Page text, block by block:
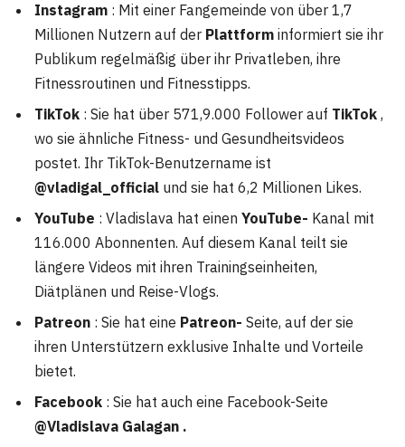
Instagram : Mit einer Fangemeinde von über 1,7
Millionen Nutzern auf der Plattform informiert sie ihr
Publikum regelmäßig über ihr Privatleben, ihre
Fitnessroutinen und Fitnesstipps.
TikTok : Sie hat über 571,9.000 Follower auf TikTok ,
wo sie ähnliche Fitness- und Gesundheitsvideos
postet. Ihr TikTok-Benutzername ist
@vladigal_official und sie hat 6,2 Millionen Likes.
YouTube : Vladislava hat einen YouTube- Kanal mit
116.000 Abonnenten. Auf diesem Kanal teilt sie
längere Videos mit ihren Trainingseinheiten,
Diätplänen und Reise-Vlogs.
Patreon : Sie hat eine Patreon- Seite, auf der sie
ihren Unterstützern exklusive Inhalte und Vorteile
bietet.
Facebook : Sie hat auch eine Facebook-Seite
@Vladislava Galagan .